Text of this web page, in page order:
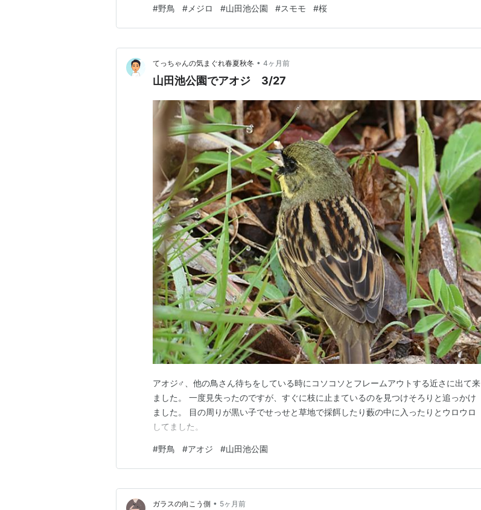
#野鳥 # メジロ #山田池公園 #スモモ #桜
てっちゃんの気まぐれ春夏秋冬 • 4ヶ月前
山田池公園でアオジ 3/27
アオジ♂、他の鳥さん待ちをしている時にコソコソとフレームアウトする近さに出て来
ました。 一度見失ったのですが、すぐに枝に止まているのを見つけそろりと追っかけ
ました。 目の周りが黒い子でせっせと草地で採餌したり藪の中に入ったりとウロウロ
してました。
#野鳥 #アオジ #山田池公園
ガラスの向こう側 • 5ヶ月前